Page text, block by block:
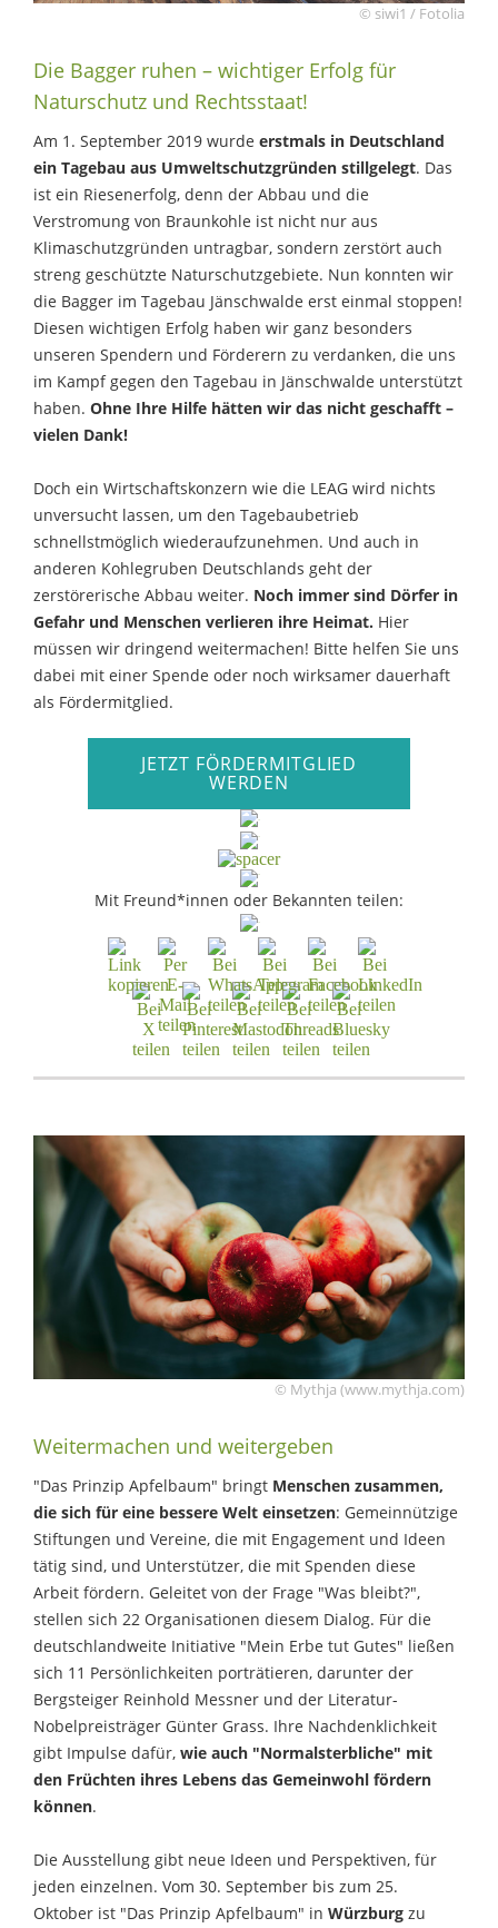
© siwi1 / Fotolia
Die Bagger ruhen – wichtiger Erfolg für
Naturschutz und Rechtsstaat!
Am 1. September 2019 wurde erstmals in Deutschland
ein Tagebau aus Umweltschutzgründen stillgelegt. Das
ist ein Riesenerfolg, denn der Abbau und die
Verstromung von Braunkohle ist nicht nur aus
Klimaschutzgründen untragbar, sondern zerstört auch
streng geschützte Naturschutzgebiete. Nun konnten wir
die Bagger im Tagebau Jänschwalde erst einmal stoppen!
Diesen wichtigen Erfolg haben wir ganz besonders
unseren Spendern und Förderern zu verdanken, die uns
im Kampf gegen den Tagebau in Jänschwalde unterstützt
haben. Ohne Ihre Hilfe hätten wir das nicht geschafft –
vielen Dank!
Doch ein Wirtschaftskonzern wie die LEAG wird nichts
unversucht lassen, um den Tagebaubetrieb
schnellstmöglich wiederaufzunehmen. Und auch in
anderen Kohlegruben Deutschlands geht der
zerstörerische Abbau weiter. Noch immer sind Dörfer in
Gefahr und Menschen verlieren ihre Heimat. Hier
müssen wir dringend weitermachen! Bitte helfen Sie uns
dabei mit einer Spende oder noch wirksamer dauerhaft
als Fördermitglied.
JETZT FÖRDERMITGLIED
WERDEN
Mit Freund*innen oder Bekannten teilen:
© Mythja (www.mythja.com)
Weitermachen und weitergeben
"Das Prinzip Apfelbaum" bringt Menschen zusammen,
die sich für eine bessere Welt einsetzen: Gemeinnützige
Stiftungen und Vereine, die mit Engagement und Ideen
tätig sind, und Unterstützer, die mit Spenden diese
Arbeit fördern. Geleitet von der Frage "Was bleibt?",
stellen sich 22 Organisationen diesem Dialog. Für die
deutschlandweite Initiative "Mein Erbe tut Gutes" ließen
sich 11 Persönlichkeiten porträtieren, darunter der
Bergsteiger Reinhold Messner und der Literatur-
Nobelpreisträger Günter Grass. Ihre Nachdenklichkeit
gibt Impulse dafür, wie auch "Normalsterbliche" mit
den Früchten ihres Lebens das Gemeinwohl fördern
können.
Die Ausstellung gibt neue Ideen und Perspektiven, für
jeden einzelnen. Vom 30. September bis zum 25.
Oktober ist "Das Prinzip Apfelbaum" in Würzburg zu